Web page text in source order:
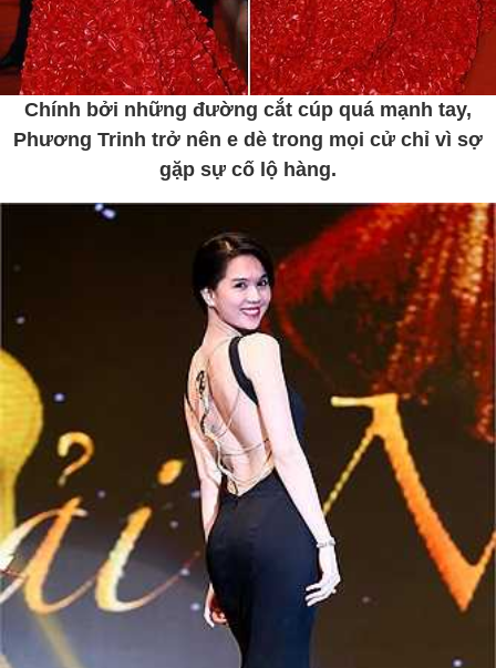
Chính bởi những đường cắt cúp quá mạnh tay,
Phương Trinh trở nên e dè trong mọi cử chỉ vì sợ
gặp sự cố lộ hàng.